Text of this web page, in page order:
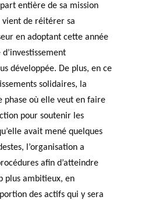
entière de sa mission
vient de réitérer sa
en adoptant cette année
développée. De plus, en ce
solidaires, la
phase où elle veut en faire
pour soutenir les
avait mené quelques
l’organisation a
afin d’atteindre
plus ambitieux, en
des actifs qui y sera